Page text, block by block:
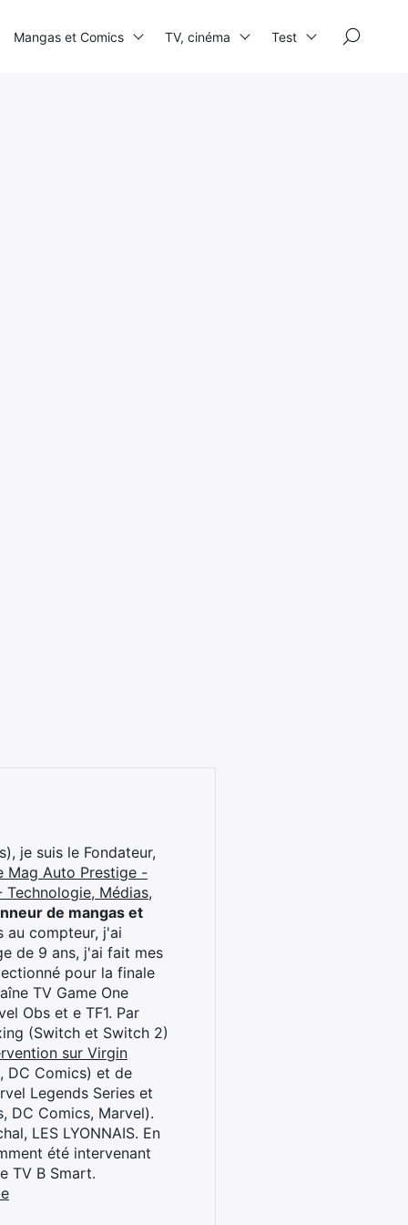
je suis le Fondateur,
Mag Auto Prestige -
Médias,
de mangas et
au compteur, j'ai
de 9 ans, j'ai fait mes
pour la finale
TV Game One
Obs et e TF1. Par
(Switch et Switch 2)
sur Virgin
DC Comics) et de
Legends Series et
DC Comics, Marvel).
LES LYONNAIS. En
été intervenant
TV B Smart.
Mangas et Comics TV, cinéma Test